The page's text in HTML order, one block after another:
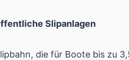
Slipanlagen
die für Boote bis zu